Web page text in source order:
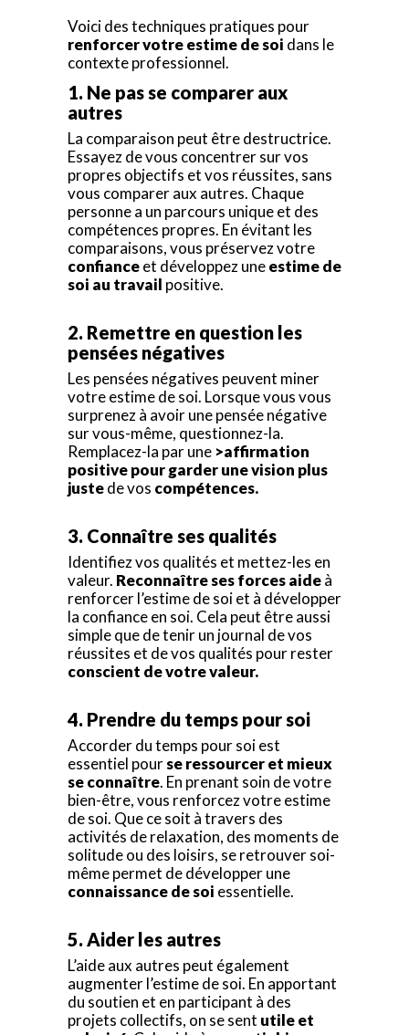
Voici des techniques pratiques pour
renforcer votre estime de soi dans le
contexte professionnel.
1. Ne pas se comparer aux
autres
La comparaison peut être destructrice.
Essayez de vous concentrer sur vos
propres objectifs et vos réussites, sans
vous comparer aux autres. Chaque
personne a un parcours unique et des
compétences propres. En évitant les
comparaisons, vous préservez votre
confianceet développez uneestime de
soi au travail positive.
2. Remettre en question les
pensées négatives
Les pensées négatives peuvent miner
votre estime de soi. Lorsque vous vous
surprenez à avoir une pensée négative
sur vous-même, questionnez-la.
Remplacez-la par une >affirmation
positive pour garder une vision plus
justede vos compétences.
3. Connaître ses qualités
Identifiez vos qualités et mettez-les en
valeur. Reconnaître ses forces aideà
renforcer l’estime de soi et à développer
la confiance en soi. Cela peut être aussi
simple que de tenir un journal de vos
réussites et de vos qualités pour rester
conscient de votre valeur.
4. Prendre du temps pour soi
Accorder du temps pour soi est
essentiel pourse ressourcer et mieux
se connaître. En prenant soin de votre
bien-être, vous renforcez votre estime
de soi. Que ce soit à travers des
activités de relaxation, des moments de
solitude ou des loisirs, se retrouver soi-
même permet de développer une
connaissance de soi essentielle.
5. Aider les autres
L’aide aux autres peut également
augmenter l’estime de soi. En apportant
du soutien et en participant à des
projets collectifs, on se sent utile et